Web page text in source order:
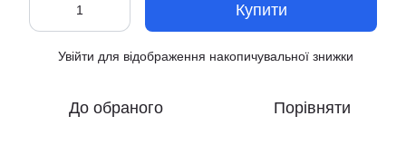
Купити
Увійти для відображення накопичувальної знижки
До обраного Порівняти